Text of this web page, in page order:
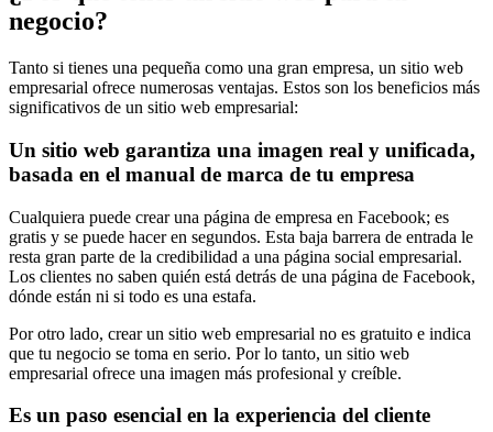
negocio?
Tanto si tienes una pequeña como una gran empresa, un sitio web
empresarial ofrece numerosas ventajas. Estos son los beneficios más
significativos de un sitio web empresarial:
Un sitio web garantiza una imagen real y unificada,
basada en el manual de marca de tu empresa
Cualquiera puede crear una página de empresa en Facebook; es
gratis y se puede hacer en segundos. Esta baja barrera de entrada le
resta gran parte de la credibilidad a una página social empresarial.
Los clientes no saben quién está detrás de una página de Facebook,
dónde están ni si todo es una estafa.
Por otro lado, crear un sitio web empresarial no es gratuito e indica
que tu negocio se toma en serio. Por lo tanto, un sitio web
empresarial ofrece una imagen más profesional y creíble.
Es un paso esencial en la experiencia del cliente